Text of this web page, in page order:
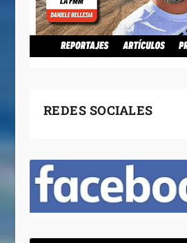
REDES SOCIALES